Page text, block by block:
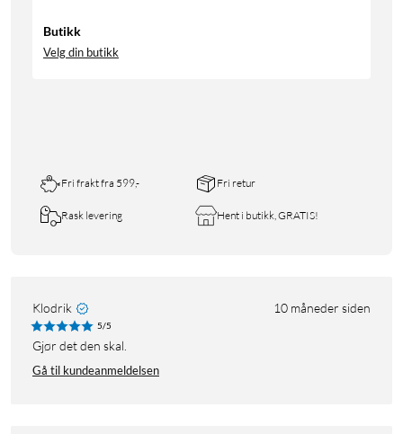
Butikk
Velg din butikk
Fri frakt fra 599,- Fri retur
Rask levering Hent i butikk, GRATIS!
Klodrik 10 måneder siden
5/5
Gjør det den skal.
Gå til kundeanmeldelsen